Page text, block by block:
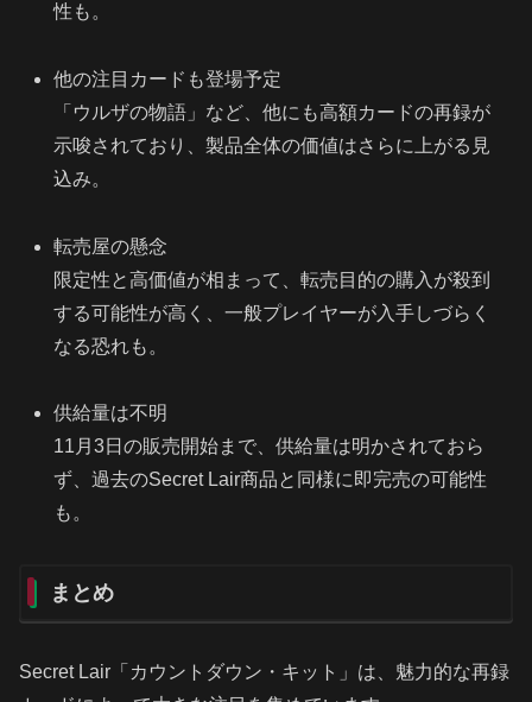
性も。
他の注目カードも登場予定
「ウルザの物語」など、他にも高額カードの再録が
示唆されており、製品全体の価値はさらに上がる見
込み。
転売屋の懸念
限定性と高価値が相まって、転売目的の購入が殺到
する可能性が高く、一般プレイヤーが入手しづらく
なる恐れも。
供給量は不明
11月3日の販売開始まで、供給量は明かされておら
ず、過去のSecret Lair商品と同様に即完売の可能性
も。
まとめ
Secret Lair「カウントダウン・キット」は、魅力的な再録